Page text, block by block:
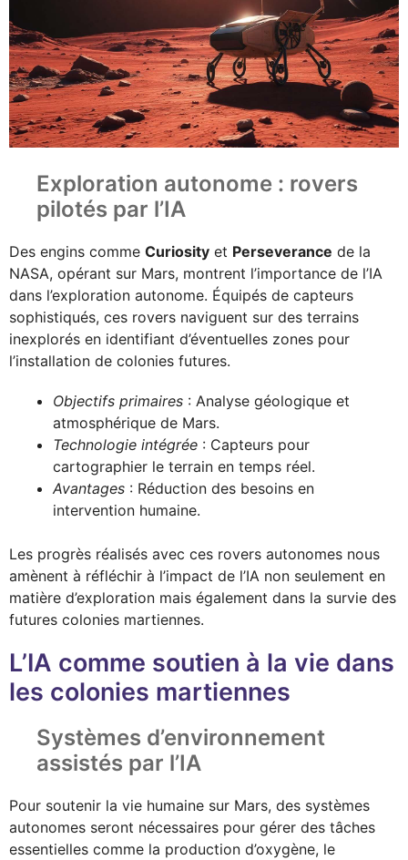
Exploration autonome : rovers
pilotés par l’IA
Des engins comme Curiosity et Perseverance de la
NASA, opérant sur Mars, montrent l’importance de l’IA
dans l’exploration autonome. Équipés de capteurs
sophistiqués, ces rovers naviguent sur des terrains
inexplorés en identifiant d’éventuelles zones pour
l’installation de colonies futures.
Objectifs primaires : Analyse géologique et
atmosphérique de Mars.
Technologie intégrée : Capteurs pour
cartographier le terrain en temps réel.
Avantages : Réduction des besoins en
intervention humaine.
Les progrès réalisés avec ces rovers autonomes nous
amènent à réfléchir à l’impact de l’IA non seulement en
matière d’exploration mais également dans la survie des
futures colonies martiennes.
L’IA comme soutien à la vie dans
les colonies martiennes
Systèmes d’environnement
assistés par l’IA
Pour soutenir la vie humaine sur Mars, des systèmes
autonomes seront nécessaires pour gérer des tâches
essentielles comme la production d’oxygène, le